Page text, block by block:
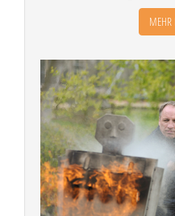
MEHR